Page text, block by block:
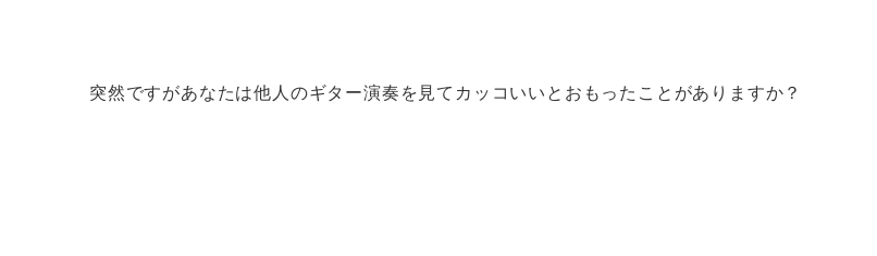
突然ですがあなたは他人のギター演奏を見てカッコいいとおもったことがありますか？